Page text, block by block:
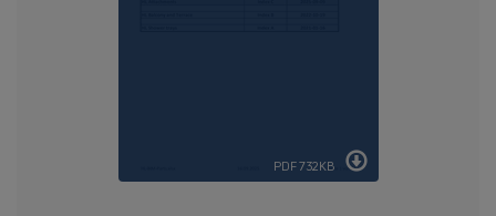
PDF 732KB